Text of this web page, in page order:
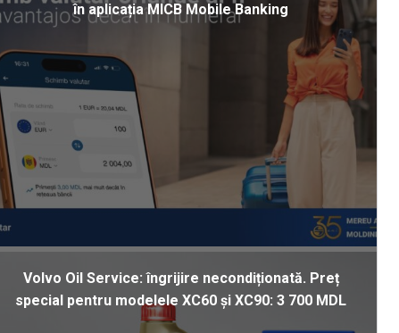
în aplicația MICB Mobile Banking
Volvo Oil Service: îngrijire necondiționată. Preț
special pentru modelele XC60 și XC90: 3 700 MDL